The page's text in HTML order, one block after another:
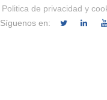
Politica de privacidad y
Síguenos en: